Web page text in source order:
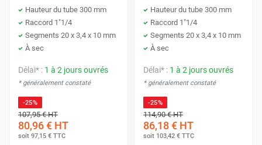
Amorçage :
Commencez toujours le forage en mode
rotation seule pour créer une rainure de guidage.
N'enclenchez la percussion qu'une fois la couronne
stabilisée.
Même si l'outil est prévu pour le
sec, effectuez de légers mouvements de va-et-vient
pour laisser l'air circuler autour des segments et
refroidir le corps de l'outil.
Attention :Bien que performantes, ces couronnes ne
Hauteur du tube 300 mm
Raccord 1"1/4
Segments 20 x 3,4 x 10 mm
À sec
Délai* : 1 à 2 jours ouvrés
* généralement constaté
-25%
107,95 €HT
80,96 € HT
soit 97,15 € TTC
Hauteur du tube 300 mm
Raccord 1"1/4
Segments 20 x 3,4 x 10 mm
À sec
Délai* : 1 à 2 jours ouvrés
* généralement constaté
-25%
114,90 €HT
86,18 € HT
soit 103,42 € TTC